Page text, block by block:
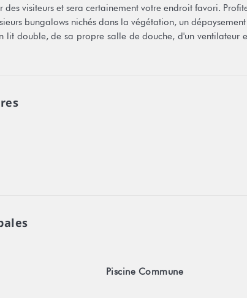
visiteurs et sera certainement votre endroit favori.
bungalows nichés dans la végétation, un dépaysement
lit double, de sa propre salle de douche, d'un ventilateur
selon le marché du jour 3 500 xpf par personne
à l'acceptation sans restriction de nos
Piscine Commune